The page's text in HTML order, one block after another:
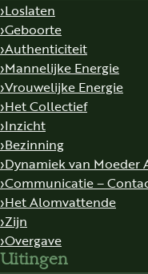
Loslaten
Geboorte
Authenticiteit
Mannelijke Energie
Vrouwelijke Energie
Het Collectief
Inzicht
Bezinning
Dynamiek van Moeder
Communicatie –
Het Alomvattende
Zijn
Overgave
Uitingen